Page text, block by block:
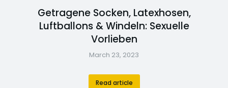
Getragene Socken, Latexhosen,
Luftballons & Windeln: Sexuelle
Vorlieben
March 23, 2023
Read article